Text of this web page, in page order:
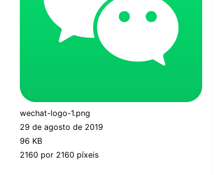
wechat-logo-1.png
29 de agosto de 2019
96 KB
2160 por 2160 píxeis